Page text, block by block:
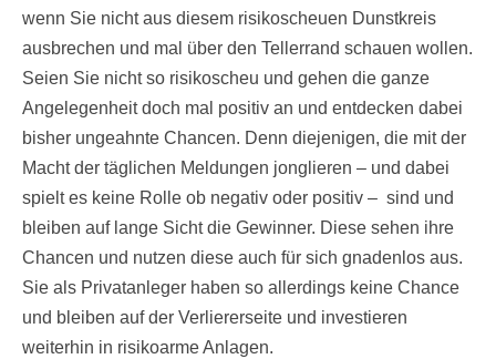
wenn Sie nicht aus diesem risikoscheuen Dunstkreis
ausbrechen und mal über den Tellerrand schauen wollen.
Seien Sie nicht so risikoscheu und gehen die ganze
Angelegenheit doch mal positiv an und entdecken dabei
bisher ungeahnte Chancen. Denn diejenigen, die mit der
Macht der täglichen Meldungen jonglieren – und dabei
spielt es keine Rolle ob negativ oder positiv – sind und
bleiben auf lange Sicht die Gewinner. Diese sehen ihre
Chancen und nutzen diese auch für sich gnadenlos aus.
Sie als Privatanleger haben so allerdings keine Chance
und bleiben auf der Verliererseite und investieren
weiterhin in risikoarme Anlagen.